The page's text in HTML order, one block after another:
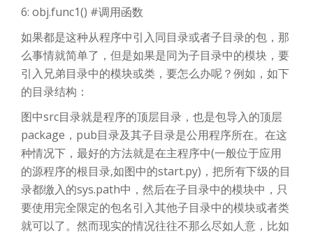
6: obj.func1() #调用函数
如果都是这种从程序中引入同目录或者子目录的包，那
么事情就简单了，但是如果是同为子目录中的模块，要
引入兄弟目录中的模块或类，要怎么办呢？例如，如下
的目录结构：
图中src目录就是程序的顶层目录，也是包导入的顶层
package，pub目录及其子目录是公用程序所在。在这
种情况下，最好的方法就是在主程序中(一般位于应用
的源程序的根目录,如图中的start.py)，把所有下级的目
录都缴入的sys.path中，然后在子目录中的模块中，只
要使用完全限定的包名引入其他子目录中的模块或者类
就可以了。然而现实的情况往往不那么尽如人意，比如